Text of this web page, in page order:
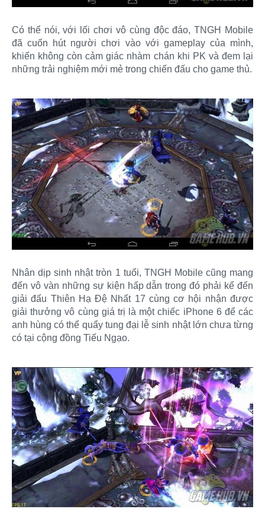
Có thể nói, với lối chơi vô cùng độc đáo, TNGH Mobile
đã cuốn hút người chơi vào với gameplay của mình,
khiến không còn cảm giác nhàm chán khi PK và đem lại
những trải nghiệm mới mẻ trong chiến đấu cho game thủ.
Nhân dịp sinh nhật tròn 1 tuổi, TNGH Mobile cũng mang
đến vô vàn những sự kiện hấp dẫn trong đó phải kể đến
giải đấu Thiên Hạ Đệ Nhất 17 cùng cơ hội nhận được
giải thưởng vô cùng giá trị là một chiếc iPhone 6 để các
anh hùng có thể quẩy tung đại lễ sinh nhật lớn chưa từng
có tại cộng đồng Tiếu Ngạo.